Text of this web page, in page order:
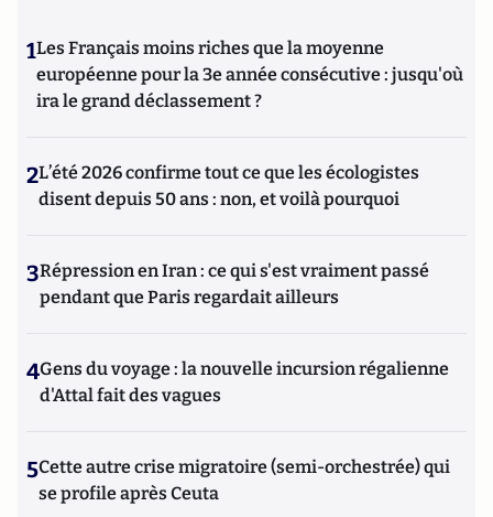
1Les Français moins riches que la moyenne
européenne pour la 3e année consécutive : jusqu'où
ira le grand déclassement ?
2L’été 2026 confirme tout ce que les écologistes
disent depuis 50 ans : non, et voilà pourquoi
3Répression en Iran : ce qui s'est vraiment passé
pendant que Paris regardait ailleurs
4Gens du voyage : la nouvelle incursion régalienne
d'Attal fait des vagues
5Cette autre crise migratoire (semi-orchestrée) qui
se profile après Ceuta